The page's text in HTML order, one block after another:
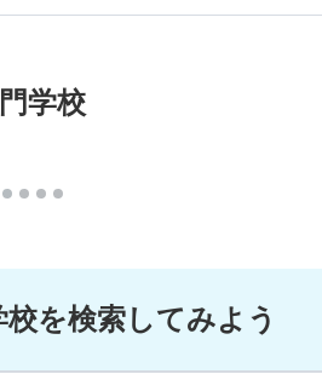
学校
校を検索してみよう